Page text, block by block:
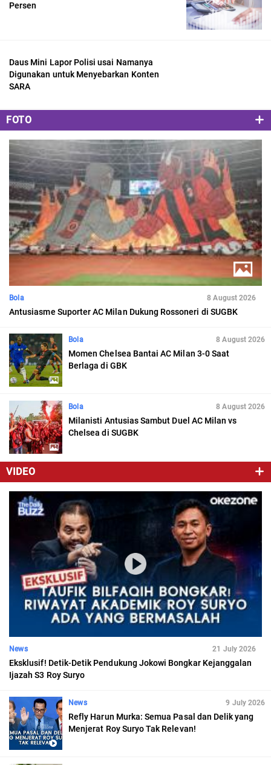
Persen
Daus Mini Lapor Polisi usai Namanya
Digunakan untuk Menyebarkan Konten
SARA
FOTO
Bola 8 August 2026
Antusiasme Suporter AC Milan Dukung Rossoneri di SUGBK
Bola 8 August 2026
Momen Chelsea Bantai AC Milan 3-0 Saat
Berlaga di GBK
Bola 8 August 2026
Milanisti Antusias Sambut Duel AC Milan vs
Chelsea di SUGBK
VIDEO
News 21 July 2026
Eksklusif! Detik-Detik Pendukung Jokowi Bongkar Kejanggalan
Ijazah S3 Roy Suryo
News 9 July 2026
Refly Harun Murka: Semua Pasal dan Delik yang
Menjerat Roy Suryo Tak Relevan!